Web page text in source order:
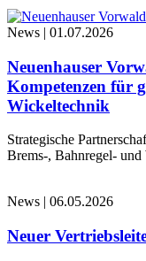
News | 01.07.2026
Neuenhauser
Kompetenzen für
Wickeltechnik
Strategische
Brems-, Bahnregel-
News | 06.05.2026
Neuer